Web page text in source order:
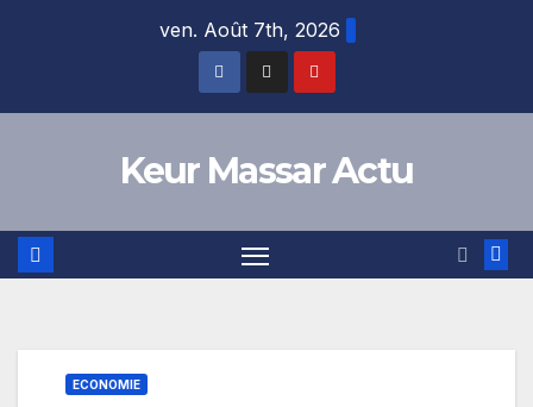
ven. Août 7th, 2026
Keur Massar Actu
ECONOMIE